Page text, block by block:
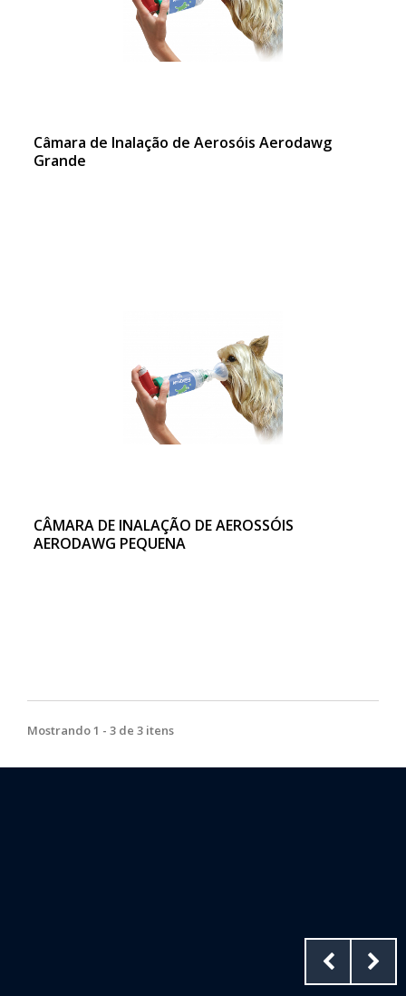
Câmara de Inalação de Aerosóis Aerodawg
Grande
CÂMARA DE INALAÇÃO DE AEROSSÓIS
AERODAWG PEQUENA
Mostrando 1 - 3 de 3 itens